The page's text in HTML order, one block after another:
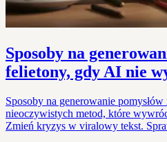
Sposoby na
felietony, gdy AI nie
Sposoby na generowanie
nieoczywistych metod, które
Zmień kryzys w viralowy tekst.